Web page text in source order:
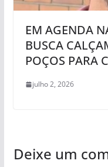
EM AGENDA
BUSCA
POÇOS PARA
julho 2, 2026
Deixe um